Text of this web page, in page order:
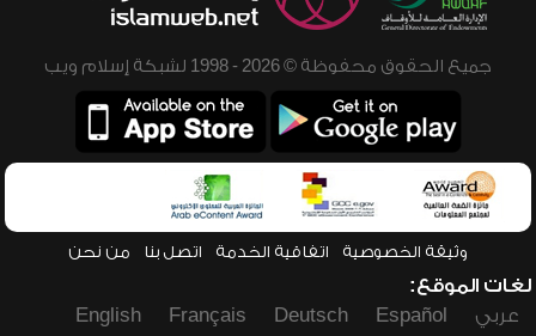
جميع الحقوق محفوظة © 2026 - 1998 لشبكة إسلام ويب
وثيقة الخصوصية اتفاقية الخدمة اتصل بنا من نحن
لغات الموقع:
عربي
Español
Deutsch
Français
English